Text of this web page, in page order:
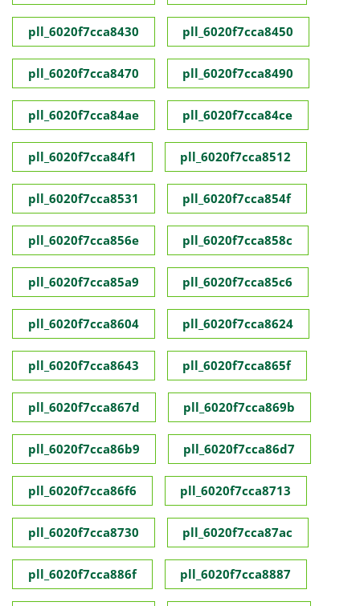
pll_6020f7cca8430 pll_6020f7cca8450
pll_6020f7cca8470 pll_6020f7cca8490
pll_6020f7cca84ae pll_6020f7cca84ce
pll_6020f7cca84f1 pll_6020f7cca8512
pll_6020f7cca8531 pll_6020f7cca854f
pll_6020f7cca856e pll_6020f7cca858c
pll_6020f7cca85a9 pll_6020f7cca85c6
pll_6020f7cca8604 pll_6020f7cca8624
pll_6020f7cca8643 pll_6020f7cca865f
pll_6020f7cca867d pll_6020f7cca869b
pll_6020f7cca86b9 pll_6020f7cca86d7
pll_6020f7cca86f6 pll_6020f7cca8713
pll_6020f7cca8730 pll_6020f7cca87ac
pll_6020f7cca886f pll_6020f7cca8887